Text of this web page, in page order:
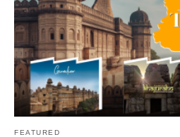
FEATURED